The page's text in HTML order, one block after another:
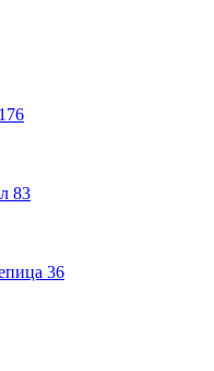
176
83
36